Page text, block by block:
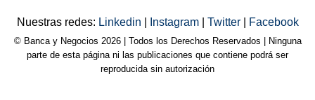
Nuestras redes: Linkedin Instagram Twitter Facebook
© Banca y Negocios 2026 | Todos los Derechos Reservados | Ninguna
parte de esta página ni las publicaciones que contiene podrá ser
reproducida sin autorización